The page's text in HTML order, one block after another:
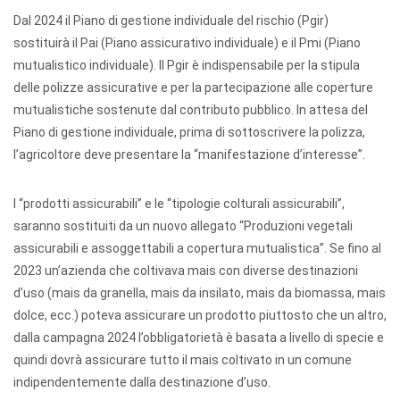
Dal 2024 il Piano di gestione individuale del rischio (Pgir)
sostituirà il Pai (Piano assicurativo individuale) e il Pmi (Piano
mutualistico individuale). Il Pgir è indispensabile per la stipula
delle polizze assicurative e per la partecipazione alle coperture
mutualistiche sostenute dal contributo pubblico. In attesa del
Piano di gestione individuale, prima di sottoscrivere la polizza,
l’agricoltore deve presentare la “manifestazione d’interesse”.
I “prodotti assicurabili” e le “tipologie colturali assicurabili”,
saranno sostituiti da un nuovo allegato “Produzioni vegetali
assicurabili e assoggettabili a copertura mutualistica”. Se fino al
2023 un’azienda che coltivava mais con diverse destinazioni
d’uso (mais da granella, mais da insilato, mais da biomassa, mais
dolce, ecc.) poteva assicurare un prodotto piuttosto che un altro,
dalla campagna 2024 l’obbligatorietà è basata a livello di specie e
quindi dovrà assicurare tutto il mais coltivato in un comune
indipendentemente dalla destinazione d’uso.